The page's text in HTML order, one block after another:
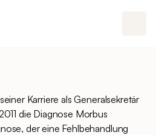
Karriere als Generalsekretär
die Diagnose Morbus
der eine Fehlbehandlung